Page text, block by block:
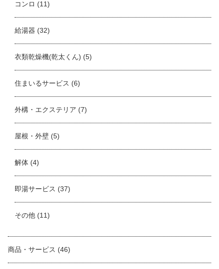
コンロ (11)
給湯器 (32)
衣類乾燥機(乾太くん) (5)
住まいるサービス (6)
外構・エクステリア (7)
屋根・外壁 (5)
解体 (4)
即湯サービス (37)
その他 (11)
商品・サービス (46)